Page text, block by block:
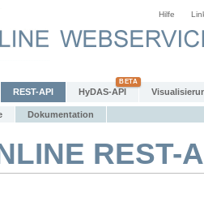
Hilfe
REST-API HyDAS-API
Dokumentation